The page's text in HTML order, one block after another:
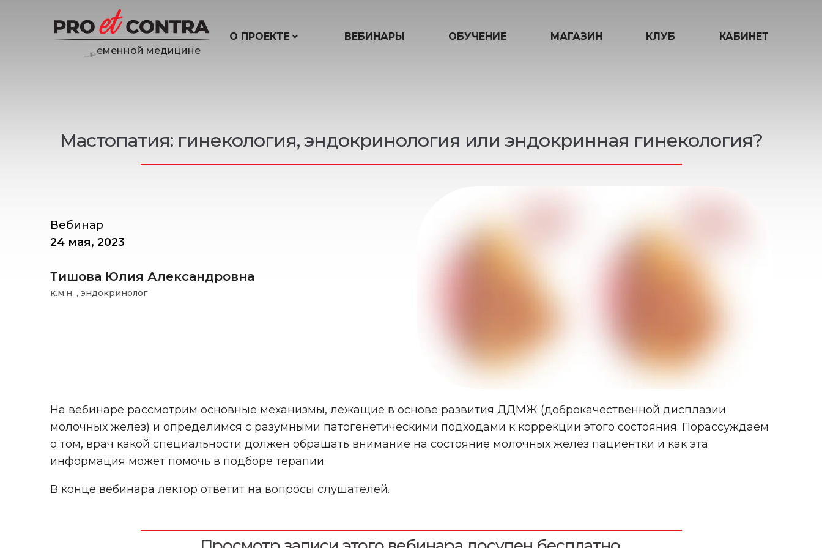
и цине
О ПРОЕКТЕ ВЕБИНАРЫ ОБУЧЕНИЕ МАГАЗИН КЛУБ КАБИНЕТ
Мастопатия: гинекология, эндокринология или эндокринная гинекология?
Вебинар
24 мая, 2023
Тишова Юлия Александровна
к.м.н. , эндокринолог
На вебинаре рассмотрим основные механизмы, лежащие в основе развития ДДМЖ (доброкачественной дисплазии
молочных желёз) и определимся с разумными патогенетическими подходами к коррекции этого состояния. Порассуждаем
о том, врач какой специальности должен обращать внимание на состояние молочных желёз пациентки и как эта
информация может помочь в подборе терапии.
В конце вебинара лектор ответит на вопросы слушателей.